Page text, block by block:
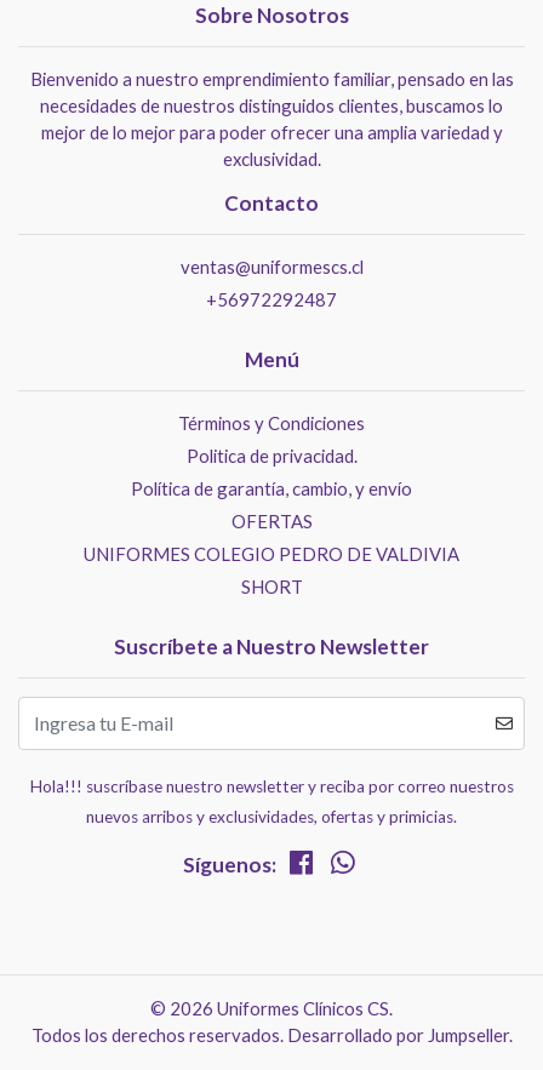
Sobre Nosotros
Bienvenido a nuestro emprendimiento familiar, pensado en las
necesidades de nuestros distinguidos clientes, buscamos lo
mejor de lo mejor para poder ofrecer una amplia variedad y
exclusividad.
Contacto
ventas@uniformescs.cl
+56972292487
Menú
Términos y Condiciones
Politica de privacidad.
Política de garantía, cambio, y envío
OFERTAS
UNIFORMES COLEGIO PEDRO DE VALDIVIA
SHORT
Suscríbete a Nuestro Newsletter
Hola!!! suscríbase nuestro newsletter y reciba por correo nuestros
nuevos arribos y exclusividades, ofertas y primicias.
Síguenos:
© 2026 Uniformes Clínicos CS.
Todos los derechos reservados. Desarrollado por Jumpseller.